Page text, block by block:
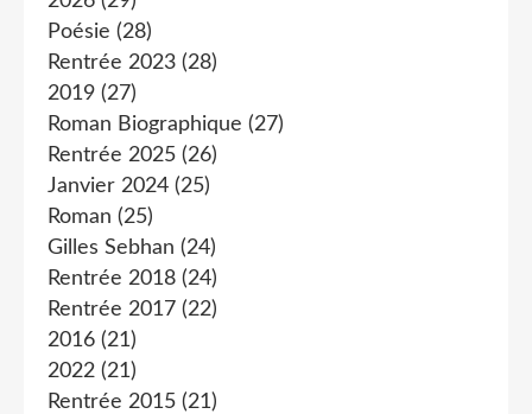
Poésie (28)
Rentrée 2023 (28)
2019 (27)
Roman Biographique (27)
Rentrée 2025 (26)
Janvier 2024 (25)
Roman (25)
Gilles Sebhan (24)
Rentrée 2018 (24)
Rentrée 2017 (22)
2016 (21)
2022 (21)
Rentrée 2015 (21)